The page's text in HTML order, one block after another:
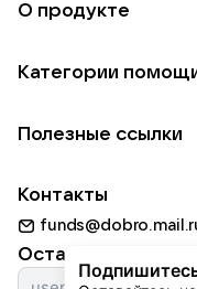
О продукте
Использование
Для НКО
Партнерам
Категории
Пожилым
Животным
Природе
Полезные ссылки
Добрый день
Истории
Контакты
Оставайтесь с